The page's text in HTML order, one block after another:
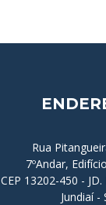
Rua
7ºAndar,
CEP 13202-450 -
Jundiaí -